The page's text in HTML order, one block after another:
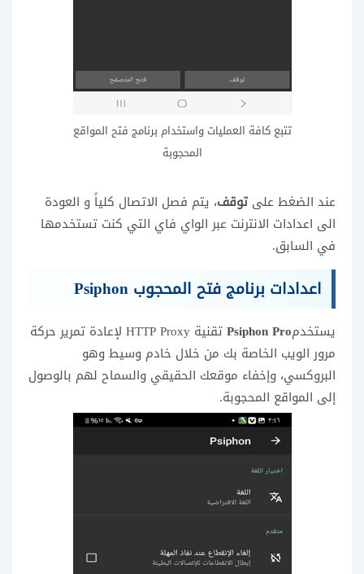
تتبع كافة العمليات واستخدام برنامج فتح المواقع
المحجوبة
عند الضغط على توقف، يتم فصل الاتصال كلياً و العودة
الى اعدادات الانترنت عبر الواي فاي التي كنت تستخدمها
في السابق.
اعدادات برنامج فتح المحجوب Psiphon
يستخدمPsiphon Pro
تقنية HTTP Proxy لإعادة تمرير حركة
مرور الويب الخاصة بك من خلال خادم وسيط وهو
البروكسي، وإخفاء موقعك الحقيقي والسماح لهم بالوصول
إلى المواقع المحجوبة.